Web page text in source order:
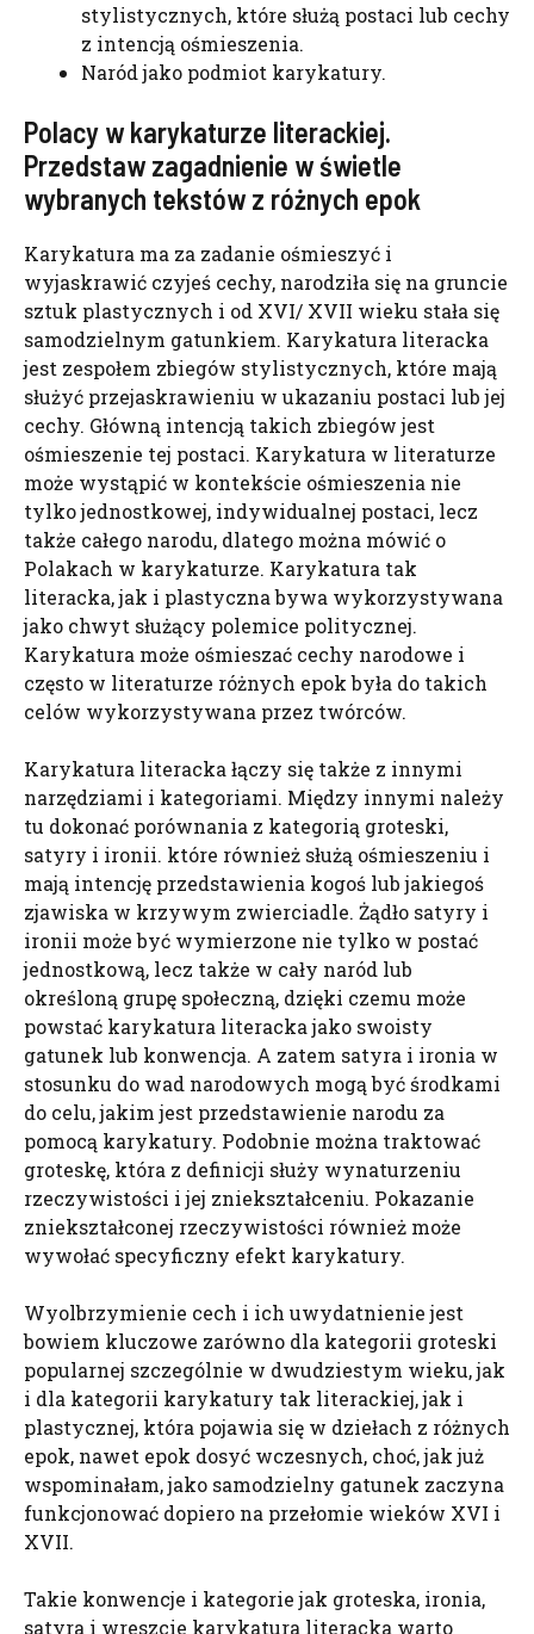
stylistycznych, które służą postaci lub cechy
z intencją ośmieszenia.
Naród jako podmiot karykatury.
Polacy w karykaturze literackiej.
Przedstaw zagadnienie w świetle
wybranych tekstów z różnych epok
Karykatura ma za zadanie ośmieszyć i
wyjaskrawić czyjeś cechy, narodziła się na gruncie
sztuk plastycznych i od XVI/ XVII wieku stała się
samodzielnym gatunkiem. Karykatura literacka
jest zespołem zbiegów stylistycznych, które mają
służyć przejaskrawieniu w ukazaniu postaci lub jej
cechy. Główną intencją takich zbiegów jest
ośmieszenie tej postaci. Karykatura w literaturze
może wystąpić w kontekście ośmieszenia nie
tylko jednostkowej, indywidualnej postaci, lecz
także całego narodu, dlatego można mówić o
Polakach w karykaturze. Karykatura tak
literacka, jak i plastyczna bywa wykorzystywana
jako chwyt służący polemice politycznej.
Karykatura może ośmieszać cechy narodowe i
często w literaturze różnych epok była do takich
celów wykorzystywana przez twórców.
Karykatura literacka łączy się także z innymi
narzędziami i kategoriami. Między innymi należy
tu dokonać porównania z kategorią groteski,
satyry i ironii. które również służą ośmieszeniu i
mają intencję przedstawienia kogoś lub jakiegoś
zjawiska w krzywym zwierciadle. Żądło satyry i
ironii może być wymierzone nie tylko w postać
jednostkową, lecz także w cały naród lub
określoną grupę społeczną, dzięki czemu może
powstać karykatura literacka jako swoisty
gatunek lub konwencja. A zatem satyra i ironia w
stosunku do wad narodowych mogą być środkami
do celu, jakim jest przedstawienie narodu za
pomocą karykatury. Podobnie można traktować
groteskę, która z definicji służy wynaturzeniu
rzeczywistości i jej zniekształceniu. Pokazanie
zniekształconej rzeczywistości również może
wywołać specyficzny efekt karykatury.
Wyolbrzymienie cech i ich uwydatnienie jest
bowiem kluczowe zarówno dla kategorii groteski
popularnej szczególnie w dwudziestym wieku, jak
i dla kategorii karykatury tak literackiej, jak i
plastycznej, która pojawia się w dziełach z różnych
epok, nawet epok dosyć wczesnych, choć, jak już
wspominałam, jako samodzielny gatunek zaczyna
funkcjonować dopiero na przełomie wieków XVI i
XVII.
Takie konwencje i kategorie jak groteska, ironia,
satyra i wreszcie karykatura literacka warto